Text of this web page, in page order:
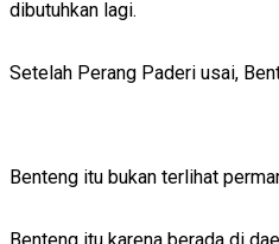
dibutuhkan lagi.
Setelah Perang Paderi usai,
Benteng itu bukan terlihat